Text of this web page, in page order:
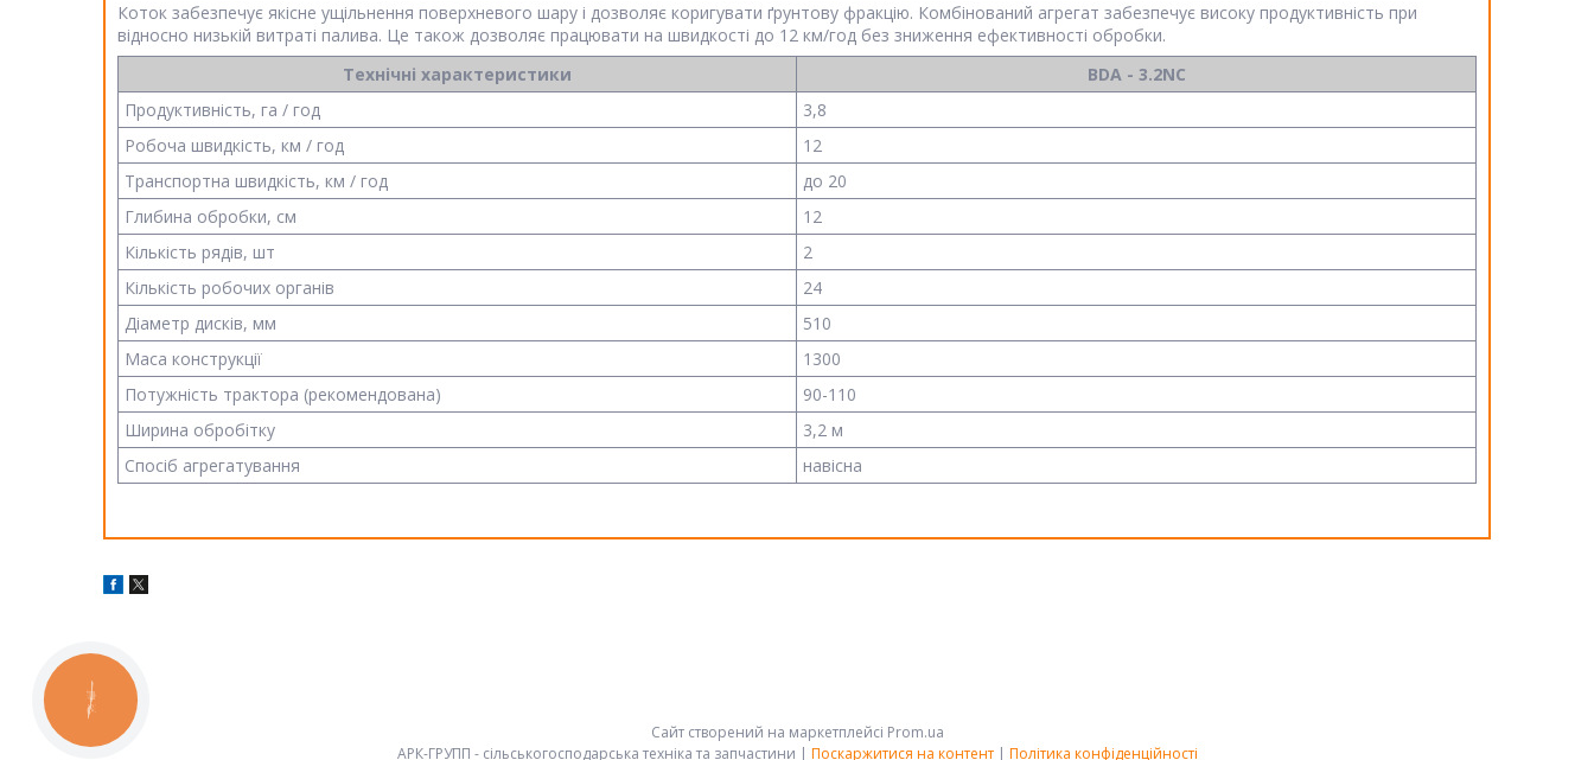
Коток забезпечує якісне ущільнення поверхневого шару і дозволяє коригувати ґрунтову фракцію. Комбінований агрегат забезпечує високу продуктивність при
відносно низькій витраті палива. Це також дозволяє працювати на швидкості до 12 км/год без зниження ефективності обробки.
Технічні характеристики
BDA - 3.2NC
Продуктивність, га / год
3,8
Робоча швидкість, км / год
12
Транспортна швидкість, км / год
до 20
Глибина обробки, см
12
Кількість рядів, шт
2
Кількість робочих органів
24
Діаметр дисків, мм
510
Маса конструкції
1300
Потужність трактора (рекомендована)
90-110
Ширина обробітку
3,2 м
Спосіб агрегатування
навісна
Сайт створений на маркетплейсі Prom.ua
АРК-ГРУПП - сільськогосподарська техніка та запчастини | Поскаржитися на контент | Політика конфіденційності
КНОПКА
ЗВ'ЯЗКУ